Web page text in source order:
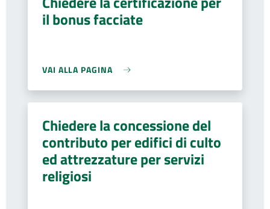
il bonus facciate
VAI ALLA PAGINA
Chiedere la concessione del
contributo per edifici di culto
ed attrezzature per servizi
religiosi